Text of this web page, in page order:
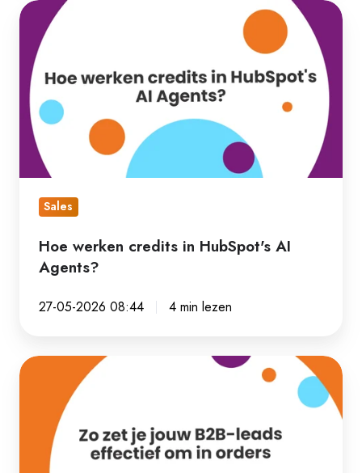
Hoe
werken
credits
in
HubSpot's
AI
Agents?
Sales
Hoe werken credits in HubSpot's AI
Agents?
27-05-2026 08:44 4 min lezen
Zo